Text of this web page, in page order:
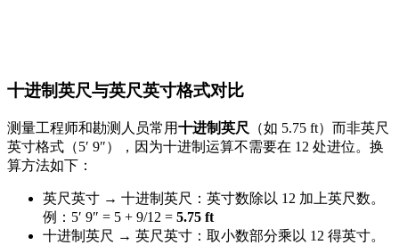
十进制英尺与英尺英寸格式对比
测量工程师和勘测人员常用十进制英尺
（如 5.75 ft）而非英尺
英寸格式（5′ 9″），因为十进制运算不需要在 12 处进位。换
算方法如下：
英尺英寸 → 十进制英尺：英寸数除以 12 加上英尺数。
例：5′ 9″ = 5 + 9/12 = 5.75 ft
十进制英尺 → 英尺英寸：取小数部分乘以 12 得英寸。